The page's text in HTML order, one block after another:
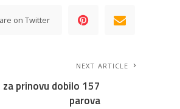
on Twitter
NEXT ARTICLE
za prinovu dobilo 157
parova